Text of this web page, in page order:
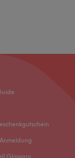
Glossary